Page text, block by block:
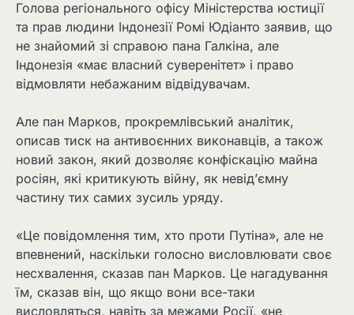
Голова регіонального офісу Міністерства юстиції
та прав людини Індонезії Ромі Юдіанто заявив, що
не знайомий зі справою пана Галкіна, але
Індонезія «має власний суверенітет» і право
відмовляти небажаним відвідувачам.
Але пан Марков, прокремлівський аналітик,
описав тиск на антивоєнних виконавців, а також
новий закон, який дозволяє конфіскацію майна
росіян, які критикують війну, як невід’ємну
частину тих самих зусиль уряду.
«Це повідомлення тим, хто проти Путіна», але не
впевнений, наскільки голосно висловлювати своє
несхвалення, сказав пан Марков. Це нагадування
їм, сказав він, що якщо вони все-таки
висловляться, навіть за межами Росії, «не